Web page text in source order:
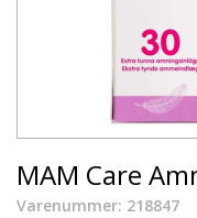
MAM Care
Varenummer: 218847